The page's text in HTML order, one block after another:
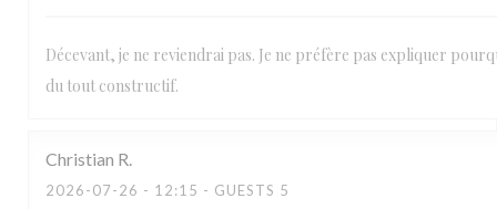
Décevant, je ne reviendrai pas. Je ne préfère pas expliquer
du tout constructif.
Christian R
2026-07-26 - 12:15 - GUESTS 5